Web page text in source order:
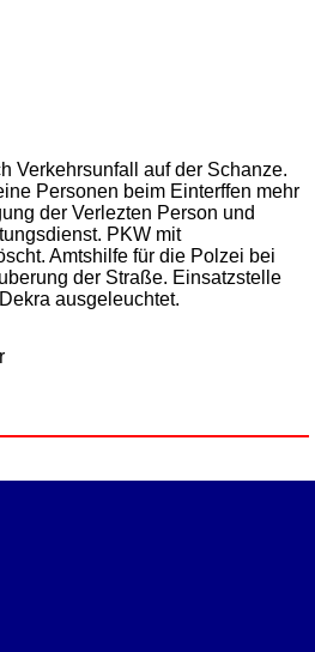
Verkehrsunfall auf der Schanze.
Personen beim Einterffen mehr
der Verlezten Person und
PKW mit
Amtshilfe für die Polzei bei
der Straße. Einsatzstelle
ausgeleuchtet.